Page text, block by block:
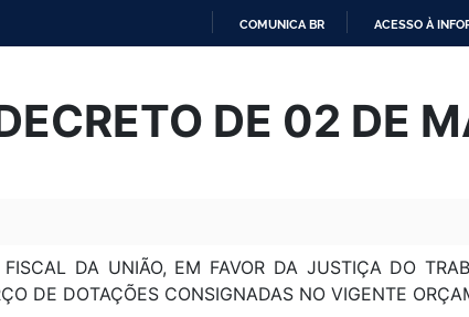
O
CONTEÚDO
COMUNICA BR ACESSO À
DE 02 DE
DA UNIÃO, EM FAVOR DA JUSTIÇA DO
DE DOTAÇÕES CONSIGNADAS NO VIGENTE